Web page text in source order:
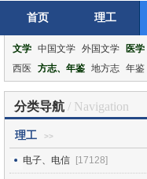
首页 理工
文学 中国文学 外国文学 医学
西医
方志、年鉴 地方志 年鉴
分类导航 / Navigation
理工 >>
电子、电信 [17128]